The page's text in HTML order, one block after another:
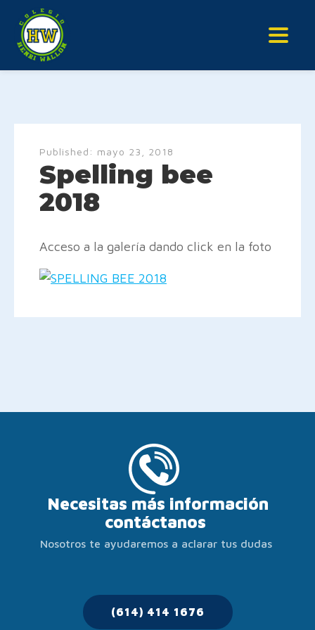
Published: mayo 23, 2018
Spelling bee
2018
Acceso a la galería dando click en la foto
Necesitas más información
contáctanos
Nosotros te ayudaremos a aclarar tus dudas
(614) 414 1676